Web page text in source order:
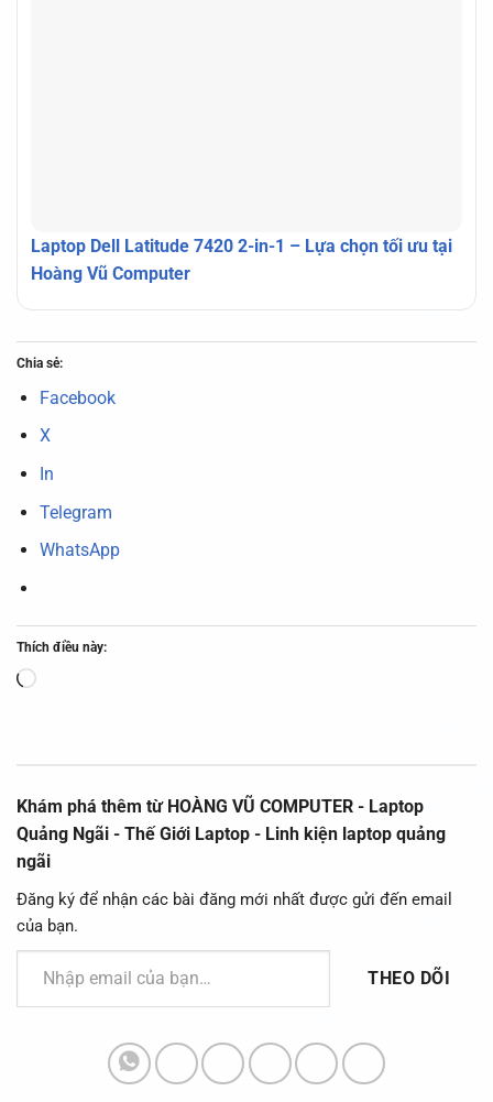
Laptop Dell Latitude 7420 2-in-1 – Lựa chọn tối ưu tại
Hoàng Vũ Computer
Chia sẻ:
Facebook
X
In
Telegram
WhatsApp
Thích điều này:
Đang
Khám phá thêm từ HOÀNG VŨ COMPUTER - Laptop
Quảng Ngãi - Thế Giới Laptop - Linh kiện laptop quảng
ngãi
Đăng ký để nhận các bài đăng mới nhất được gửi đến email
của bạn.
Nhập email của bạn…
THEO DÕI